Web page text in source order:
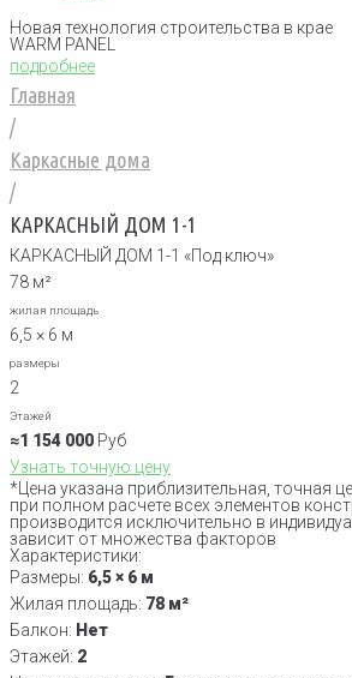
Новая технология строительства в крае
WARM PANEL
подробнее
Главная
/
Каркасные дома
/
КАРКАСНЫЙ ДОМ 1-1
КАРКАСНЫЙ ДОМ 1-1 «Под ключ»
78 м²
жилая площадь
6,5 × 6 м
размеры
2
Этажей
≈1 154 000 Руб
Узнать точную цену
*Цена указана приблизительная, точная
при полном расчете всех элементов
производится исключительно в
зависит от множества факторов
Характеристики:
Размеры: 6,5 × 6 м
Жилая площадь: 78 м²
Балкон: Нет
Этажей: 2